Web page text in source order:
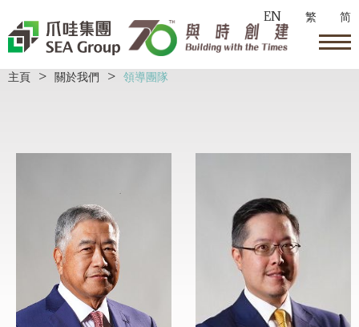
EN 繁 简
主頁 > 關於我們 > 領導團隊